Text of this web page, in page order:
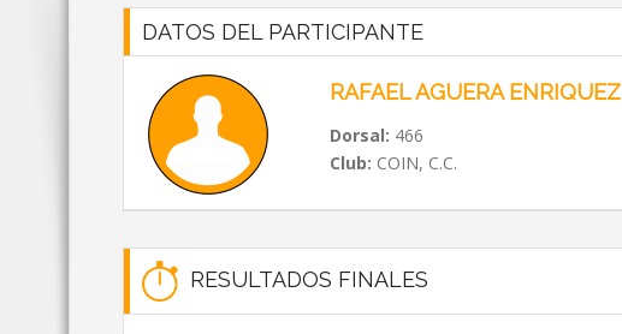
DATOS DEL PARTICIPANTE
RAFAEL AGUERA ENRIQUEZ
Dorsal: 466
Club: COIN, C.C.
RESULTADOS FINALES